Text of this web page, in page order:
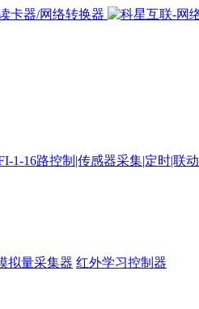
1-16路控制|传感器采集|定时|联动
拟量采集器 红外学习控制器